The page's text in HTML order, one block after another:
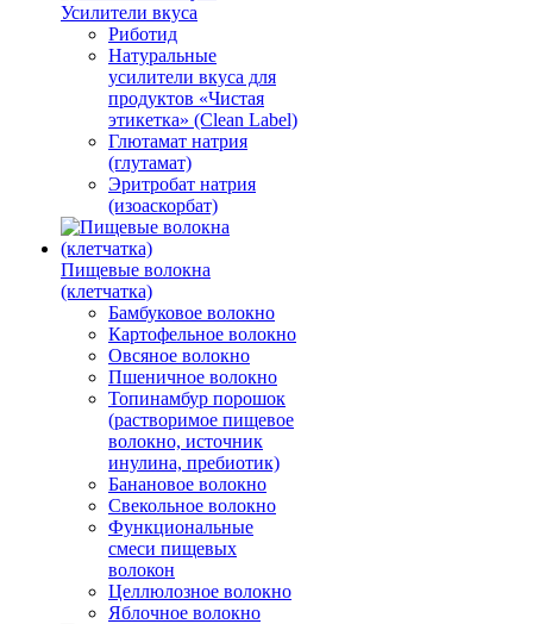
Усилители вкуса
Риботид
Натуральные
усилители вкуса для
продуктов «Чистая
этикетка» (Clean Label)
Глютамат натрия
(глутамат)
Эритробат натрия
(изоаскорбат)
Пищевые волокна
(клетчатка)
Бамбуковое волокно
Картофельное волокно
Овсяное волокно
Пшеничное волокно
Топинамбур порошок
(растворимое пищевое
волокно, источник
инулина, пребиотик)
Банановое волокно
Свекольное волокно
Функциональные
смеси пищевых
волокон
Целлюлозное волокно
Яблочное волокно